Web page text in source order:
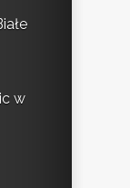
w